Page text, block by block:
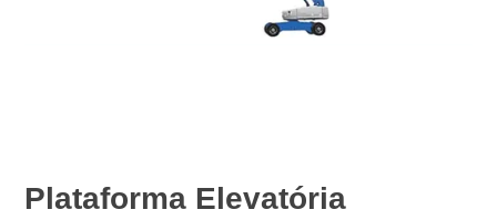
Plataforma Elevatória